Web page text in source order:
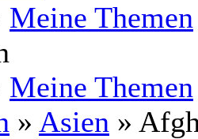
Meine Themen
Meine Themen
» Asien »